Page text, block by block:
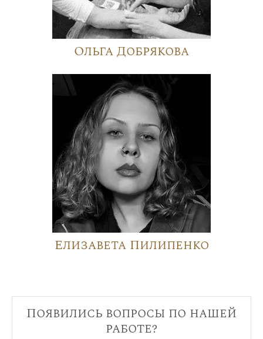
Ольга Добрякова
Елизавета Пилипенко
Появились вопросы по нашей
работе?